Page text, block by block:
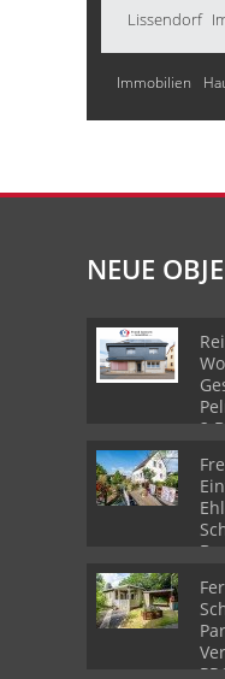
Lissendorf
Immobilien
NEUE
2